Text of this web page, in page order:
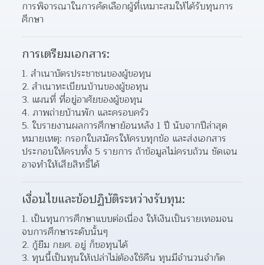
การพิจารณาในการคัดเลือกผู้ที่เหมาะสมให้ได้รับทุนการ
ศึกษา
การเตรียมเอกสาร:
สำเนาบัตรประชาชนของผู้ขอทุน
สำเนาทะเบียนบ้านของผู้ขอทุน
แผนที่ ที่อยู่อาศัยของผู้ขอทุน
ภาพถ่ายบ้านพัก และครอบครัว
ใบรายงานผลการศึกษาย้อนหลัง 1 ปี นับจากปีล่าสุด
หมายเหตุ: กรอกใบสมัครให้ครบทุกข้อ และส่งเอกสาร
ประกอบให้ครบทั้ง 5 รายการ ถ้าข้อมูลไม่ครบถ้วน ชัดเจน
อาจทำให้เสียสิทธิ์ได้
เงื่อนไขและข้อปฏิบัติระหว่างรับทุน:
1. เป็นทุนการศึกษาแบบต่อเนื่อง ให้เงินเป็นรายเทอมจน
จบการศึกษาระดับนั้นๆ
2. กู้ยืม กยศ. อยู่ ก็ขอทุนได้
3. ทุนนี้เป็นทุนให้เปล่าไม่ต้องใช้คืน ทุนมีจำนวนจำกัด